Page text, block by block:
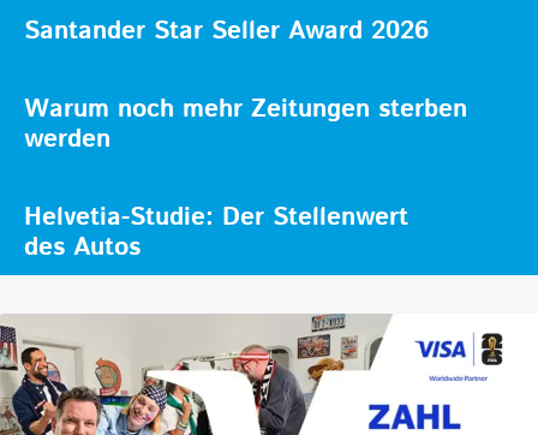
Santander Star Seller Award 2026
Warum noch mehr Zeitungen sterben
werden
Helvetia-Studie: Der Stellenwert
des Autos